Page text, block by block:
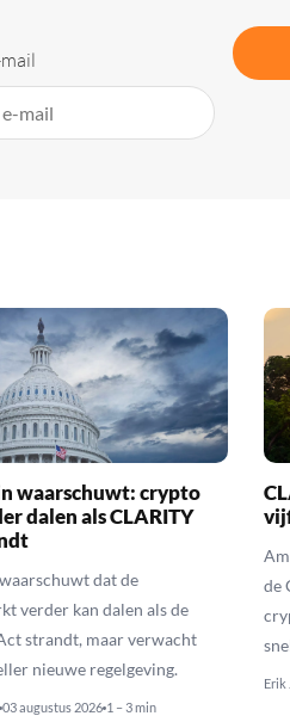
waarschuwt: crypto
dalen als CLARITY
dat de
verder kan dalen als de
strandt, maar verwacht
nieuwe regelgeving.
03 augustus 2026 1 – 3 min
de
Erik